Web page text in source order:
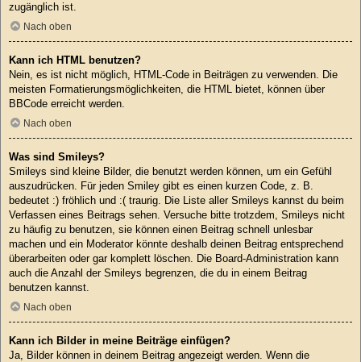
zugänglich ist.
Nach oben
Kann ich HTML benutzen?
Nein, es ist nicht möglich, HTML-Code in Beiträgen zu verwenden. Die
meisten Formatierungsmöglichkeiten, die HTML bietet, können über
BBCode erreicht werden.
Nach oben
Was sind Smileys?
Smileys sind kleine Bilder, die benutzt werden können, um ein Gefühl
auszudrücken. Für jeden Smiley gibt es einen kurzen Code, z. B.
bedeutet :) fröhlich und :( traurig. Die Liste aller Smileys kannst du beim
Verfassen eines Beitrags sehen. Versuche bitte trotzdem, Smileys nicht
zu häufig zu benutzen, sie können einen Beitrag schnell unlesbar
machen und ein Moderator könnte deshalb deinen Beitrag entsprechend
überarbeiten oder gar komplett löschen. Die Board-Administration kann
auch die Anzahl der Smileys begrenzen, die du in einem Beitrag
benutzen kannst.
Nach oben
Kann ich Bilder in meine Beiträge einfügen?
Ja, Bilder können in deinem Beitrag angezeigt werden. Wenn die